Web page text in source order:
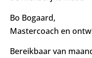
Bo Bogaard,
Mastercoach en
Bereikbaar van